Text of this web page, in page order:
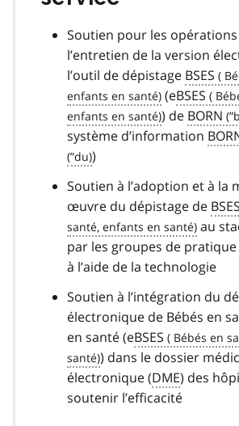
Soutien pour les
l’entretien de la version
l’outil de dépistage BSES
(eBSES
) de BORN
système d’information
)
Soutien à l’adoption et à la
œuvre du dépistage de BSES
au
par les groupes de
à l’aide de la technologie
Soutien à l’intégration du
électronique de Bébés en
en santé (eBSES
) dans le dossier
électronique (DME) des
soutenir l’efficacité